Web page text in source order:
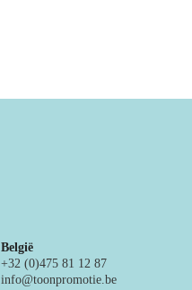
België
+32 (0)475 81 12 87
info@toonpromotie.be